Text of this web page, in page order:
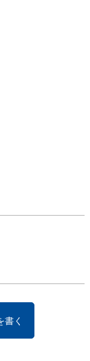
書く